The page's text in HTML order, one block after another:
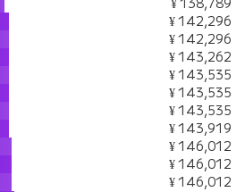
¥ 138,789
¥ 142,296
¥ 142,296
¥ 143,262
¥ 143,535
¥ 143,535
¥ 143,535
¥ 143,919
¥ 146,012
¥ 146,012
¥ 146,012